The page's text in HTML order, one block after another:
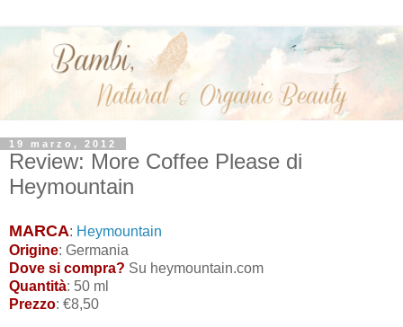
19 marzo, 2012
Review: More Coffee Please di
Heymountain
MARCA: Heymountain
Origine: Germania
Dove si compra? Su heymountain.com
Quantità: 50 ml
Prezzo: €8,50